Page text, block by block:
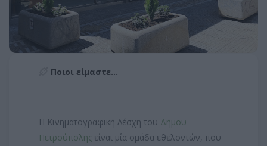
Ποιοι είμαστε...
Η Κινηματογραφική Λέσχη του Δήμου
Πετρούπολης είναι μία ομάδα εθελοντών, που